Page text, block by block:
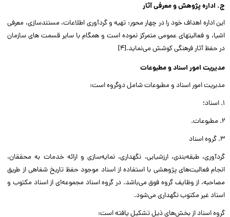
ج. اداره پژوهش و معرفی آثار
این اداره اهداف خود را در چهار محور: تهیه و گردآوری اطلاعات، مستندسازی، معرفی
اشیا، و فعالیتهای عمومی متمرکز نموده است و همگام با سایر قسمت های سازمان
در حفظ آثار فرهنگی کوشش می‌نماید.[۴]
مدیریت امور اسناد و مطبوعات
مدیریت امور اسناد و مطبوعات شامل دوگروه است:
1. اسناد؛
2. مطبوعات.
3. گروه اسناد
گردآوری، طبقه‌بندی، ارزشیابی، نگهداری، نمایه‌سازی و ارائه خدمات به محققان،
انجام فعالیت‌های پژوهشی با استفاده از اسناد موجود حفظ تاریخ شفاهی از طریق
مصاحبه، از وظایف گروه فوق می‌باشد. در گروه اسناد مجموعه‌ای از اسناد مکتوب و
اسناد غیر مکتوب نگهداری می‌شود.
گروه اسناد از بخش‌های ذیل تشکیل یافته است: